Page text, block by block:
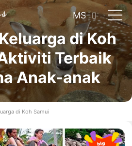
MS
di Koh
Terbaik
Anak-anak
di Koh Samui